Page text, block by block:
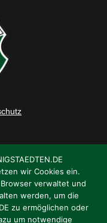
wir Cookies ein.
verwaltet und
werden, um die
zu ermöglichen oder
um notwendige